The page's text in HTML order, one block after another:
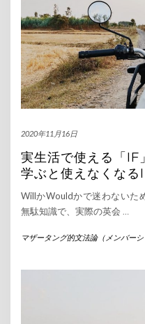
2020年11月16日
実生活で使える「
学ぶと使えなくな
WillかWouldかで迷わないた
無駄知識で、実際の英会 …
マザータング的文法論（メンバーシ